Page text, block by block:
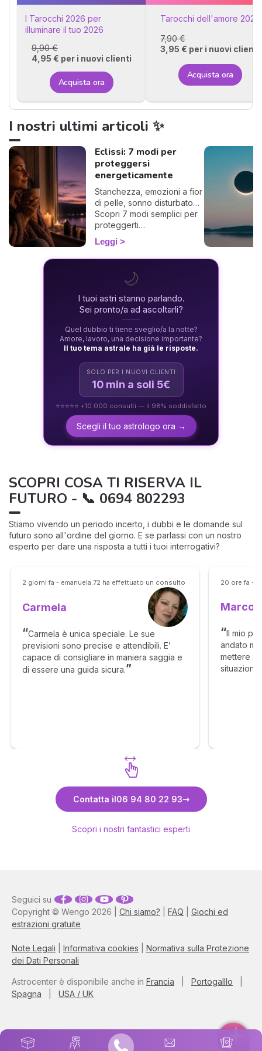
I Tarocchi 2026 per
illuminare il tuo 2026
9,90 €
4,95 € per i nuovi clienti
Acquista ora
Tarocchi dell'amore 2026
7,90 €
3,95 € per i nuovi clienti
Acquista ora
I nostri ultimi articoli ✨
Eclissi: 7 modi per
proteggersi
energeticamente
Stanchezza, emozioni a fior
di pelle, sonno disturbato…
Scopri 7 modi semplici per
proteggerti
energeticamente durante
un'eclissi e viverla con
dolcezza. 🛡️🌒
Leggi
🌙
I tuoi astri stanno parlando.
Sei pronto/a ad ascoltarli?
Quel dubbio ti tiene sveglio/a la notte?
Amore, lavoro, una decisione importante?
Il tuo tema astrale ha già le risposte.
SOLO PER I NUOVI CLIENTI
10 min a soli 5€
⭐⭐⭐⭐⭐ +10.000 consulti — il 98% soddisfatto
Scegli il tuo astrologo ora →
SCOPRI COSA TI RISERVA IL
FUTURO - 📞 0694 802293
Stiamo vivendo un periodo incerto, i dubbi e le domande sul
futuro sono all'ordine del giorno. E se parlassi con un nostro
esperto per dare una risposta a tutti i tuoi interrogativi?
2 giorni fa - emanuela.72 ha effettuato un consulto
Carmela
Carmela è unica speciale. Le sue
previsioni sono precise e attendibili. E’
capace di consigliare in maniera saggia e
di essere una guida sicura.
20 ore fa -
Marco
Il mio
andato
mettere in
Contatta il06 94 80 22 93
Scopri i nostri fantastici esperti
Copyright © Wengo 2026 | Chi siamo? FAQ
Giochi ed
estrazioni gratuite
Note Legali Informativa cookies
Normativa sulla Protezione
dei Dati Personali
Seguici su
Astrocenter è disponibile anche in Francia Portogalllo
Spagna
USA / UK